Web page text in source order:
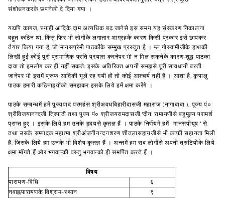
संशोधनकरके छपनेको दे दिया गया ।
यद्यपि कागज, स्याही आदिके दाम अत्यधिक बढ़ जानेसे इस समय यह संस्करण निकालना
बहुत कठिन था, किंतु फिर भी लोगोंके लगातार आग्रहके कारण किसी प्रकार इसे छापकर
तैयार किया गया है, जो मानसप्रेमी पाठकोंके सम्मुख प्रस्तुत है । प्ल गोस्वामीजीके हाथकी
लिखी हुई कोई पूरी प्रामाणिक प्रति प्रयास करनेपर भी न मिल सकनेके कारण शुद्ध पाठका
दावा तो हमलोग कर ही नहीं सकते; इसके अतिरिक्त अपनी समझसे पूरी सावधानी बरती
जानेपर भी इसमें प्रूफ आदिकी भूलें रह गयी हों तो कोई आश्चर्य नहीं है । आशा है, कृपालु
पाठक हमारी कठिनाइयोंको समझकर इसके लिये हमें क्षमा करेंगे ।
पाठके सम्बन्धमें हमें पूज्यपाद परमहंस श्रीअवधबिहारीदासजी महाराज (नागाबाबा ), पूज्य पं०
श्रीविजयानन्दजी त्रिपाठी तथा पूज्य पं० श्रीजयरामदासजी 'दीन' रामायणीसे बहुमूल्य परामर्श
प्राप्त हुए । इसके लिये हम उनके हृदयसे कृतज्ञ हैं । पाठके निर्णयमें हमें ' मानसपीयूष ' से
तथा उसके सम्पादक महात्मा श्रीअंजनीनन्दनशरण शीतलासहायजीसे भी काफी सहायता मिली
है, जिसके लिये हम उनके भी विशेष कृतज्ञ हैं । अन्तमें हम सब लोगोंसे अपनी त्रुटियोंके लिये
क्षमा माँगते हैं और भगवान्की वस्तु भगवान्को ही समर्पित करते हैं ।
विषय
पारायण-विधि
६
नवाह्नपारायणके विश्राम-स्थान
९